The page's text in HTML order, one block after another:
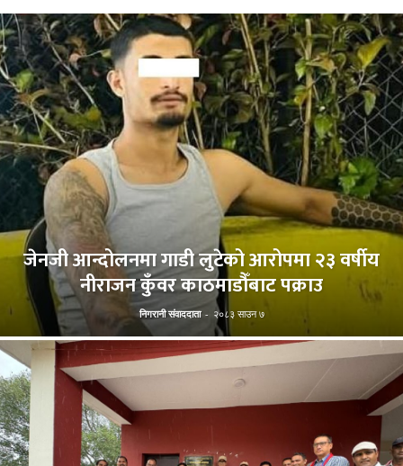
जेनजी आन्दोलनमा गाडी लुटेको आरोपमा २३ वर्षीय
नीराजन कुँवर काठमाडौँबाट पक्राउ
निगरानी संवाददाता - २०८३ साउन ७